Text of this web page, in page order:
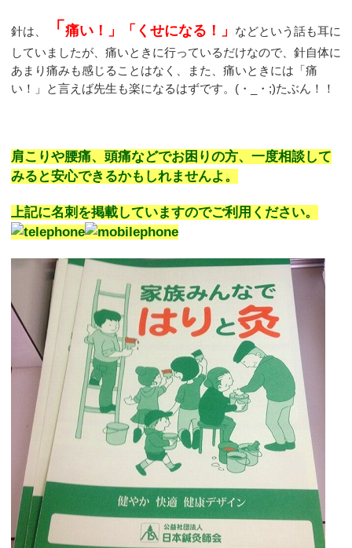
針は、 「 痛い！」「くせになる！」
などという話も耳に
していましたが、痛いときに行っているだけなので、針自体に
あまり痛みも感じることはなく、また、痛いときには「痛
い！」と言えば先生も楽になるはずです。(・_・;)たぶん！！
肩こりや腰痛、頭痛などでお困りの方、一度相談して
みると安心できるかもしれませんよ。
上記に名刺を掲載していますのでご利用ください。